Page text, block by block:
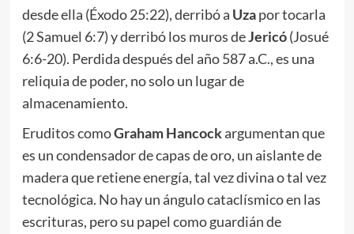
desde ella (Éxodo 25:22), derribó a Uzapor tocarla
(2 Samuel 6:7) y derribó los muros deJericó(Josué
6:6-20). Perdida después del año 587 a.C., es una
reliquia de poder, no solo un lugar de
almacenamiento.
Eruditos comoGraham Hancockargumentan que
es un condensador de capas de oro, un aislante de
madera que retiene energía, tal vez divina o tal vez
tecnológica. No hay un ángulo cataclísmico en las
escrituras, pero su papel como guardián de